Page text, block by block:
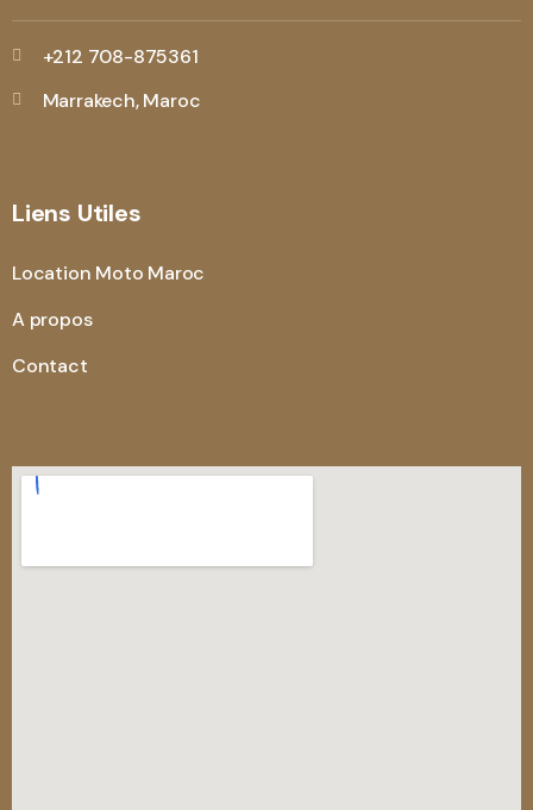
+212 708-875361
Marrakech, Maroc
Liens Utiles
Location Moto Maroc
A propos
Contact